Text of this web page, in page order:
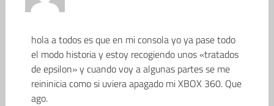
hola a todos es que en mi consola yo ya pase todo
el modo historia y estoy recogiendo unos «tratados
de epsilon» y cuando voy a algunas partes se me
reininicia como si uviera apagado mi XBOX 360. Que
ago.